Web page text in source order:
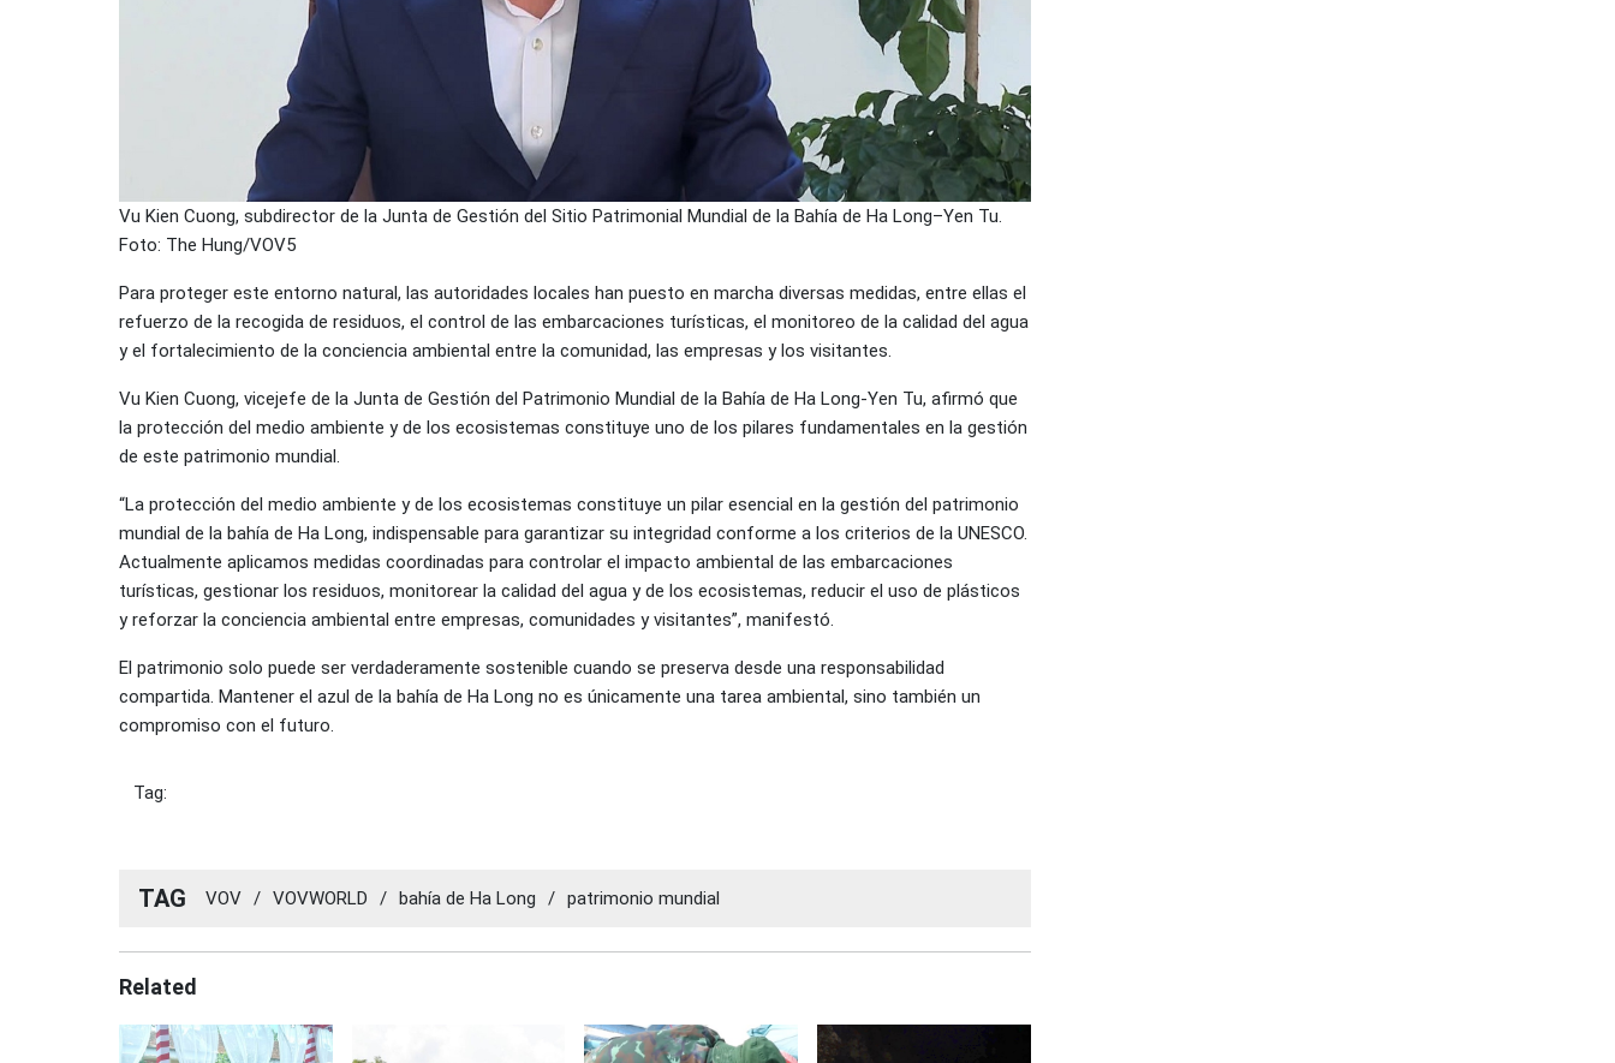
Vu Kien Cuong, subdirector de la Junta de Gestión del Sitio Patrimonial Mundial de la Bahía de Ha Long–Yen Tu.
Foto: The Hung/VOV5
Para proteger este entorno natural, las autoridades locales han puesto en marcha diversas medidas, entre ellas el
refuerzo de la recogida de residuos, el control de las embarcaciones turísticas, el monitoreo de la calidad del agua
y el fortalecimiento de la conciencia ambiental entre la comunidad, las empresas y los visitantes.
Vu Kien Cuong, vicejefe de la Junta de Gestión del Patrimonio Mundial de la Bahía de Ha Long-Yen Tu, afirmó que
la protección del medio ambiente y de los ecosistemas constituye uno de los pilares fundamentales en la gestión
de este patrimonio mundial.
“La protección del medio ambiente y de los ecosistemas constituye un pilar esencial en la gestión del patrimonio
mundial de la bahía de Ha Long, indispensable para garantizar su integridad conforme a los criterios de la UNESCO.
Actualmente aplicamos medidas coordinadas para controlar el impacto ambiental de las embarcaciones
turísticas, gestionar los residuos, monitorear la calidad del agua y de los ecosistemas, reducir el uso de plásticos
y reforzar la conciencia ambiental entre empresas, comunidades y visitantes”, manifestó.
El patrimonio solo puede ser verdaderamente sostenible cuando se preserva desde una responsabilidad
compartida. Mantener el azul de la bahía de Ha Long no es únicamente una tarea ambiental, sino también un
compromiso con el futuro.
Tag:
TAG VOV / VOVWORLD / bahía de Ha Long / patrimonio mundial
Related